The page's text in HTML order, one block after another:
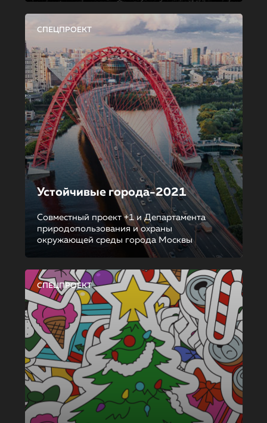
СПЕЦПРОЕКТ
Устойчивые города-2021
Совместный проект +1 и Департамента
природопользования и охраны
окружающей среды города Москвы
СПЕЦПРОЕКТ